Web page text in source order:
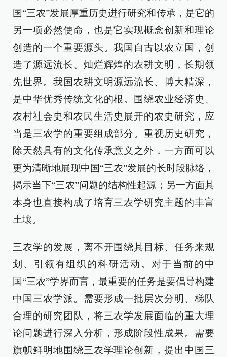
国“三农”发展厚重历史进行研究和传承，是它的
另一项必然使命，也是它实现概念创新和理论
创造的一个重要源头。我国自古以农立国，创
造了源远流长、灿烂辉煌的农耕文明，长期领
先世界。我国农耕文明源远流长、博大精深，
是中华优秀传统文化的根。围绕农业经济史、
农村社会史和农民生活史展开的农史研究，应
当是三农学的重要组成部分。重视历史研究，
除天然具有的文化传承意义之外，一方面可以
更为清晰地展现中国“三农”发展的长时段脉络，
揭示当下“三农”问题的结构性起源；另一方面其
本身也直接构成了培育三农学研究主题的丰富
土壤。
三农学的发展，离不开围绕其目标、任务来规
划、引领有组织的科研活动。对于当前的中
国“三农”学界而言，最重要的任务是要倡导构建
中国三农学派。需要形成一批层次分明、梯队
合理的研究团队，将三农学发展面临的重大理
论问题进行深入分析，形成阶段性成果。需要
旗帜鲜明地围绕三农学理论创新，提出中国三